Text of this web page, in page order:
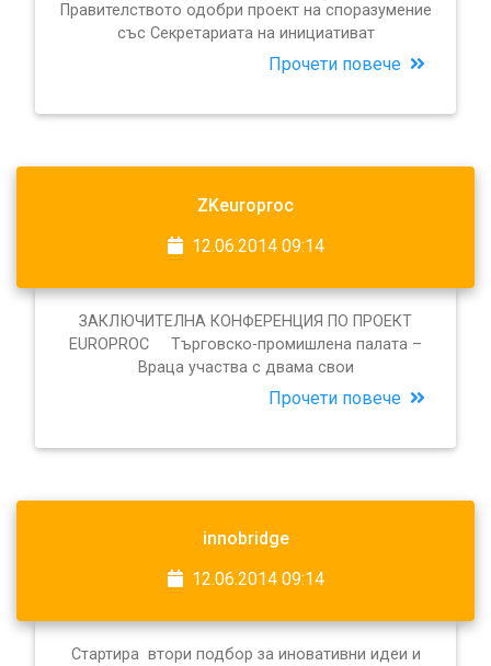
Правителството одобри проект на споразумение
със Секретариата на инициативат
Прочети повече
ZKeuroproc
12.06.2014 09:14
ЗАКЛЮЧИТЕЛНА КОНФЕРЕНЦИЯ ПО ПРОЕКТ
EUROPROC Търговско-промишлена палата –
Враца участва с двама свои
Прочети повече
innobridge
12.06.2014 09:14
Стартира втори подбор за иновативни идеи и